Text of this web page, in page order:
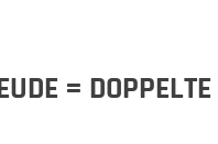
= DOPPELTE